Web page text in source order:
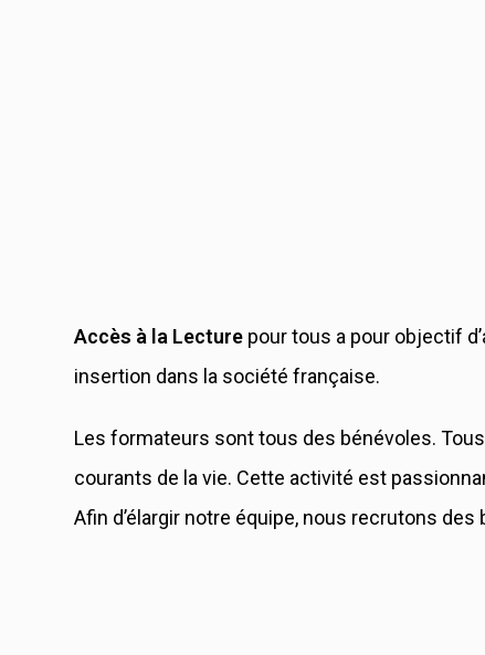
Accès à la Lecture pour tous a pour objectif
insertion dans la société française.
Les formateurs sont tous des bénévoles.
courants de la vie. Cette activité est
Afin d’élargir notre équipe, nous recrutons